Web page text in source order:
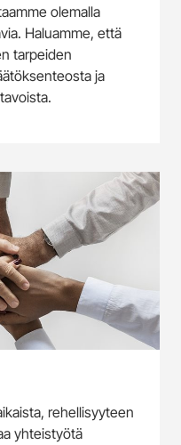
olemalla
Haluamme, että
tarpeiden
ja
rehellisyyteen
yhteistyötä